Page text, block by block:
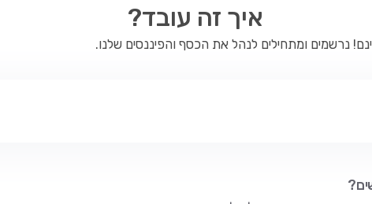
איך זה עובד?
נרשמים ומתחילים לנהל את הכסף והפיננסים שלנו.